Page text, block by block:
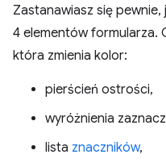
Zastanawiasz się
4 elementów formularza.
która zmienia kolor:
pierścień ostrości,
wyróżnienia
lista znaczników,